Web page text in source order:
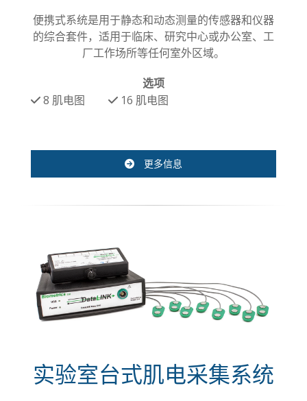
便携式系统是用于静态和动态测量的传感器和仪器
的综合套件，适用于临床、研究中心或办公室、工
厂工作场所等任何室外区域。
选项
8 肌电图 16 肌电图
更多信息
实验室台式肌电采集系统